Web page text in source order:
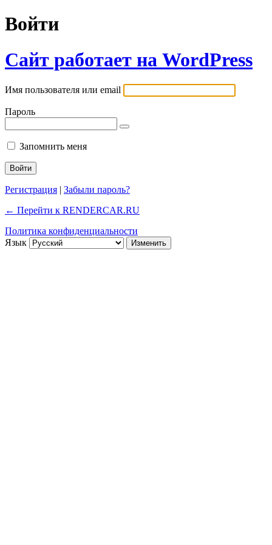
Войти
Сайт работает на WordPress
Имя пользователя или email
Пароль
Запомнить меня
Регистрация | Забыли пароль?
← Перейти к RENDERCAR.RU
Политика конфиденциальности
Язык